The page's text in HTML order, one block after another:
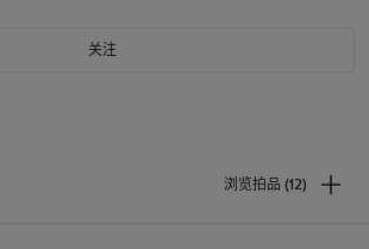
关注
浏览拍品 (12)